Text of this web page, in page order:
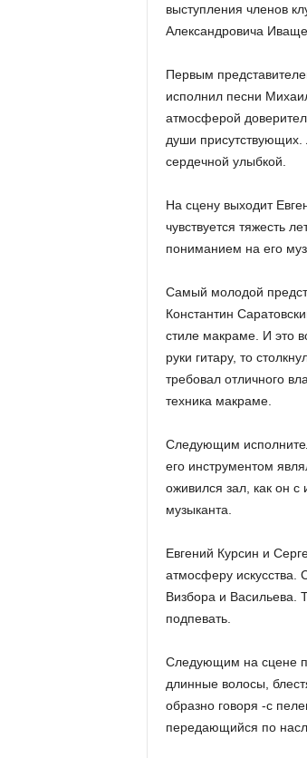
выступления членов
Александровича
Первым
исполнил песни
атмосферой
души
сердечной улыбкой.
На сцену выходит
чувствуется тяжесть
пониманием на его
Самый молодой
Константин
стиле макраме. И это
руки гитару, то
требовал отличного
техника макраме.
Следующим
его инструментом
оживился зал, как он
музыканта.
Евгений Курсин и
атмосферу искусства.
Визбора и Васильева.
подпевать.
Следующим на сцене
длинные волосы,
образно говоря -с
передающийся по